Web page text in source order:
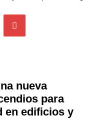
nueva
para
en edificios y